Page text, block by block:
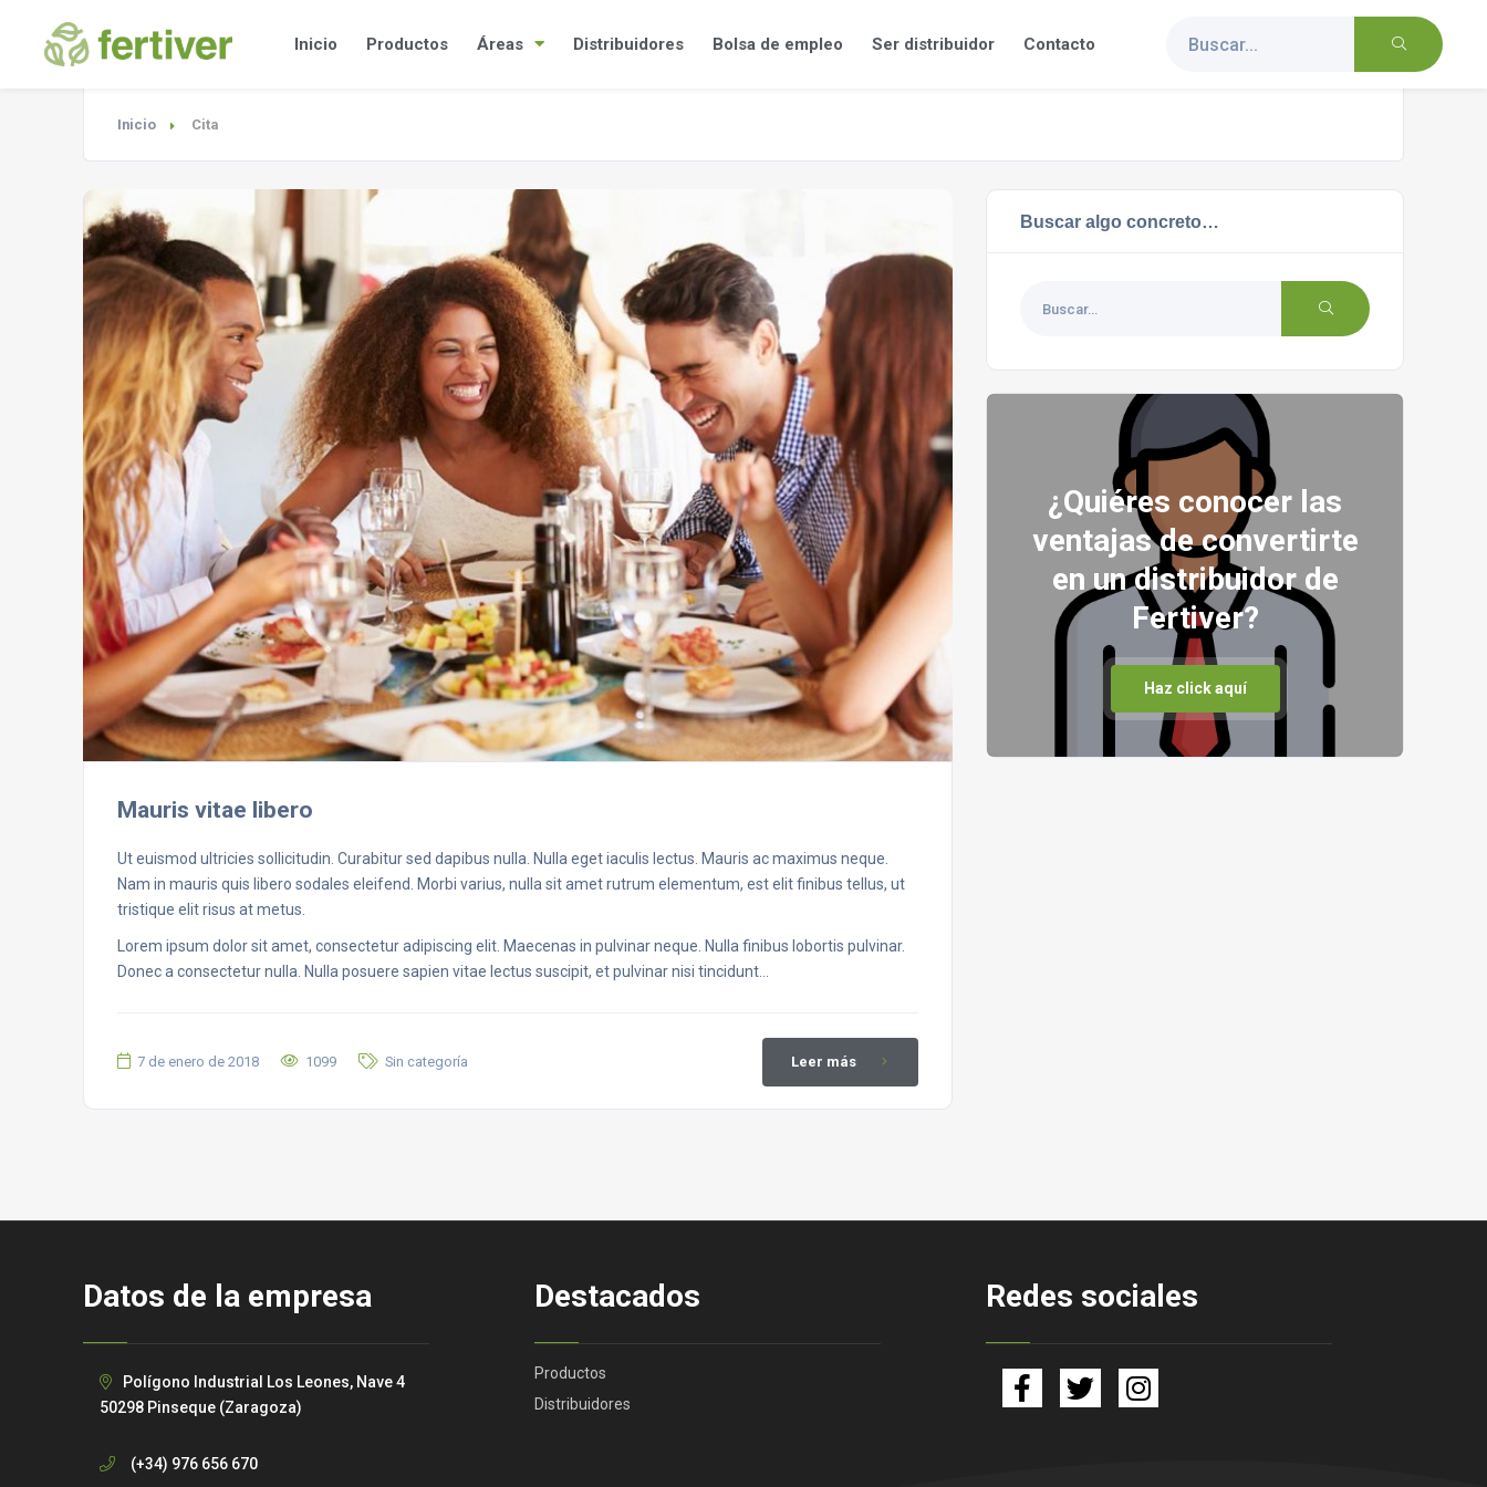
Inicio Productos Áreas Distribuidores Bolsa de empleo Ser distribuidor Contacto
Inicio Cita
Mauris vitae libero
Ut euismod ultricies sollicitudin. Curabitur sed dapibus nulla. Nulla eget iaculis lectus. Mauris ac maximus neque.
Nam in mauris quis libero sodales eleifend. Morbi varius, nulla sit amet rutrum elementum, est elit finibus tellus, ut
tristique elit risus at metus.
Lorem ipsum dolor sit amet, consectetur adipiscing elit. Maecenas in pulvinar neque. Nulla finibus lobortis pulvinar.
Donec a consectetur nulla. Nulla posuere sapien vitae lectus suscipit, et pulvinar nisi tincidunt…
7 de enero de 2018 1099 Sin categoría Leer más
Buscar algo concreto…
¿Quiéres conocer las
ventajas de convertirte
en un distribuidor de
Fertiver?
Haz click aquí
Datos de la empresa
Polígono Industrial Los Leones, Nave 4
50298 Pinseque (Zaragoza)
(+34) 976 656 670
Destacados
Productos
Distribuidores
Redes sociales